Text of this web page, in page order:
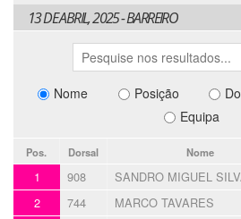
13 DE ABRIL, 2025 - BARREIRO
Nome Posição
Equipa
Pos. Dorsal Nome
1 908 SANDRO MIGUEL
2 744 MARCO TAVARES